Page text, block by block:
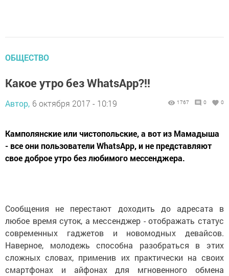
ОБЩЕСТВО
Какое утро без WhatsApp?!!
Автор, 6 октября 2017 - 10:19 1767 0 0
Камполянские или чистопольские, а вот из Мамадыша
- все они пользователи WhatsApp, и не представляют
свое доброе утро без любимого мессенджера.
Сообщения не перестают доходить до адресата в
любое время суток, а мессенджер - отображать статус
современных гаджетов и новомодных девайсов.
Наверное, молодежь способна разобраться в этих
сложных словах, применив их практически на своих
смартфонах и айфонах для мгновенного обмена